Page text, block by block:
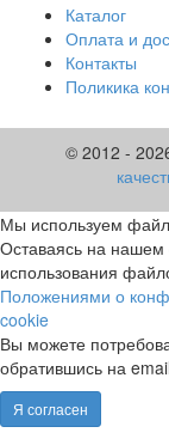
Каталог
Оплата и
Контакты
Поликика
© 2012 -
Мы используем
Оставаясь на нашем
использования
Положениями о
cookie
Вы можете
обратившись на
Я согласен